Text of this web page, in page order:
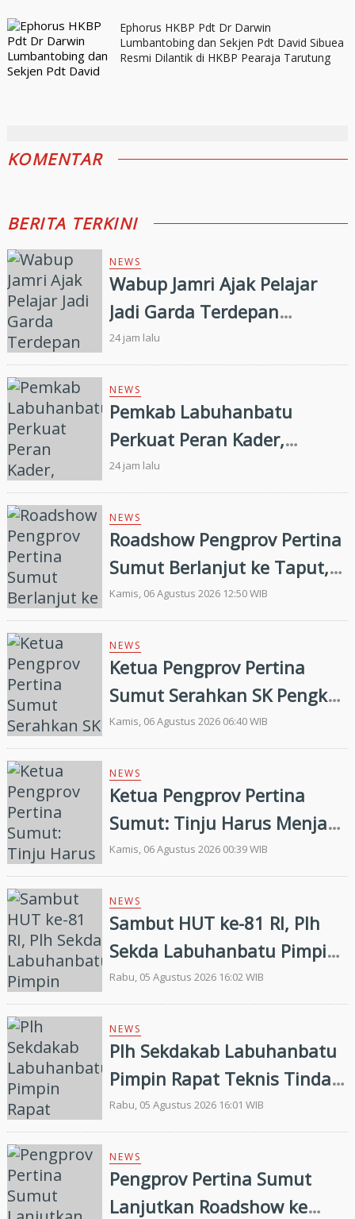
Ephorus HKBP Pdt Dr Darwin
Lumbantobing dan Sekjen Pdt David Sibuea
Resmi Dilantik di HKBP Pearaja Tarutung
KOMENTAR
BERITA TERKINI
NEWS
Wabup Jamri Ajak Pelajar
Jadi Garda Terdepan
Merawat Kerukunan di Era
Digital
24 jam lalu
NEWS
Pemkab Labuhanbatu
Perkuat Peran Kader,
Efektivitas Penurunan
Stunting Masih Menjadi
Tantangan Bersama
24 jam lalu
NEWS
Roadshow Pengprov Pertina
Sumut Berlanjut ke Taput,
Pengkab Siap Dukung
Pembinaan dan Targetkan
Prestasi di Porprovsu 2026
Kamis, 06 Agustus 2026 12:50 WIB
NEWS
Ketua Pengprov Pertina
Sumut Serahkan SK Pengkab
Pertina Madina Periode
2026–2030
Kamis, 06 Agustus 2026 06:40 WIB
NEWS
Ketua Pengprov Pertina
Sumut: Tinju Harus Menjadi
Jalan Membangun Masa
Depan Generasi Muda
Kamis, 06 Agustus 2026 00:39 WIB
NEWS
Sambut HUT ke-81 RI, Plh
Sekda Labuhanbatu Pimpin
Pembagian 300 Bendera
Merah Putih
Rabu, 05 Agustus 2026 16:02 WIB
NEWS
Plh Sekdakab Labuhanbatu
Pimpin Rapat Teknis Tindak
Lanjut Entry Meeting
Penilaian Kepatuhan
Pelayanan Publik Oleh
Ombudsman RI tahun 2026
Rabu, 05 Agustus 2026 16:01 WIB
NEWS
Pengprov Pertina Sumut
Lanjutkan Roadshow ke